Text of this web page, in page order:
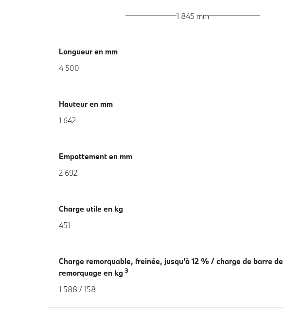
1 845 mm
Longueur en mm
4 500
Hauteur en mm
1 642
Empattement en mm
2 692
Charge utile en kg
451
Charge remorquable, freinée, jusqu'à 12 % / charge de barre de
remorquage en kg 3
1 588 / 158